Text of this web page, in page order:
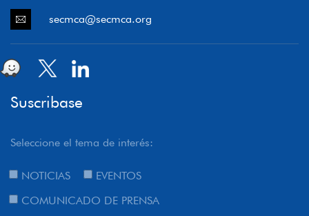
secmca@secmca.org
Suscribase
Seleccione el tema de interés:
NOTICIAS
EVENTOS
COMUNICADO DE PRENSA